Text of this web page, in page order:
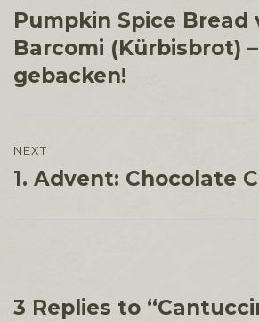
Previous
post:
Pumpkin Spice Bread
Barcomi (Kürbisbrot)
gebacken!
NEXT
Next
1. Advent: Chocolate
3 Replies to